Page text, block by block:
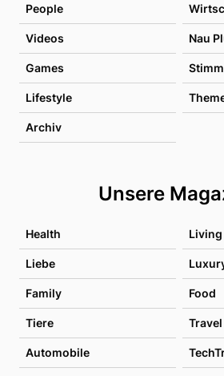
People
Videos Nau
Games
Lifestyle
Archiv
Unsere
Health Living
Liebe
Family Food
Tiere Travel
Automobile